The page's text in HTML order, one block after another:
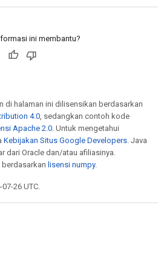
ini membantu?
di halaman ini dilisensikan berdasarkan
4.0, sedangkan contoh kode
Apache 2.0. Untuk mengetahui
Kebijakan Situs Google Developers. Java
dari Oracle dan/atau afiliasinya.
lisensi numpy.
26 UTC.